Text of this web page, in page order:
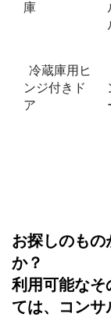
庫
冷蔵庫用ヒ
ンジ付きド
ア
お探しのも
か？
利用可能なそ
ては、コンサ